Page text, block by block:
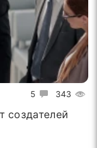
5 343
создателей